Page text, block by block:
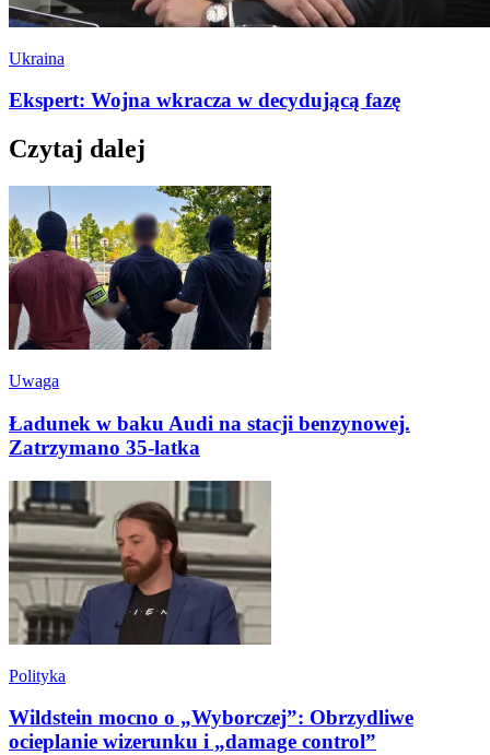
Ukraina
Ekspert: Wojna wkracza w decydującą fazę
Czytaj dalej
Uwaga
Ładunek w baku Audi na stacji benzynowej.
Zatrzymano 35-latka
Polityka
Wildstein mocno o „Wyborczej”: Obrzydliwe
ocieplanie wizerunku i „damage control”